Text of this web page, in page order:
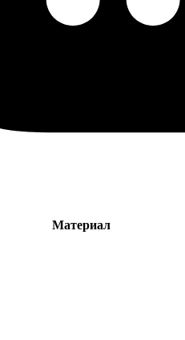
Материал